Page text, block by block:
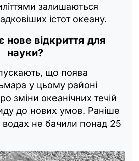
залишаються
істот океану.
нове відкриття для
науки?
що поява
у цьому районі
зміни океанічних течій
до нових умов. Раніше
водах не бачили понад 25